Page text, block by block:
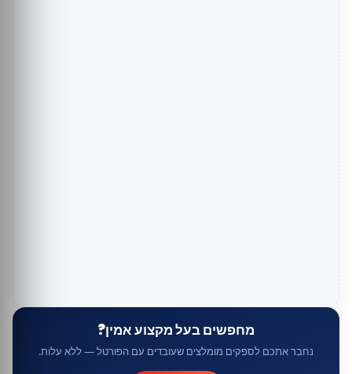
מחפשים בעל מקצוע אמין?
נחבר אתכם לספקים מומלצים שעובדים עם הפורטל — ללא עלות.